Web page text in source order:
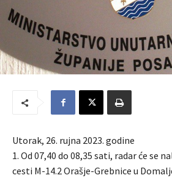
Utorak, 26. rujna 2023. godine
1. Od 07,40 do 08,35 sati, radar će se
cesti M-14.2 Orašje-Grebnice u